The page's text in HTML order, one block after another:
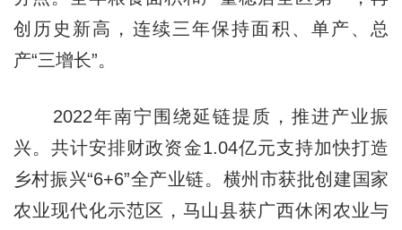
创历史新高，连续三年保持面积、单产、总
产“三增长”。
2022年南宁围绕延链提质，推进产业振
兴。共计安排财政资金1.04亿元支持加快打造
乡村振兴“6+6”全产业链。横州市获批创建国家
农业现代化示范区，马山县获广西休闲农业与